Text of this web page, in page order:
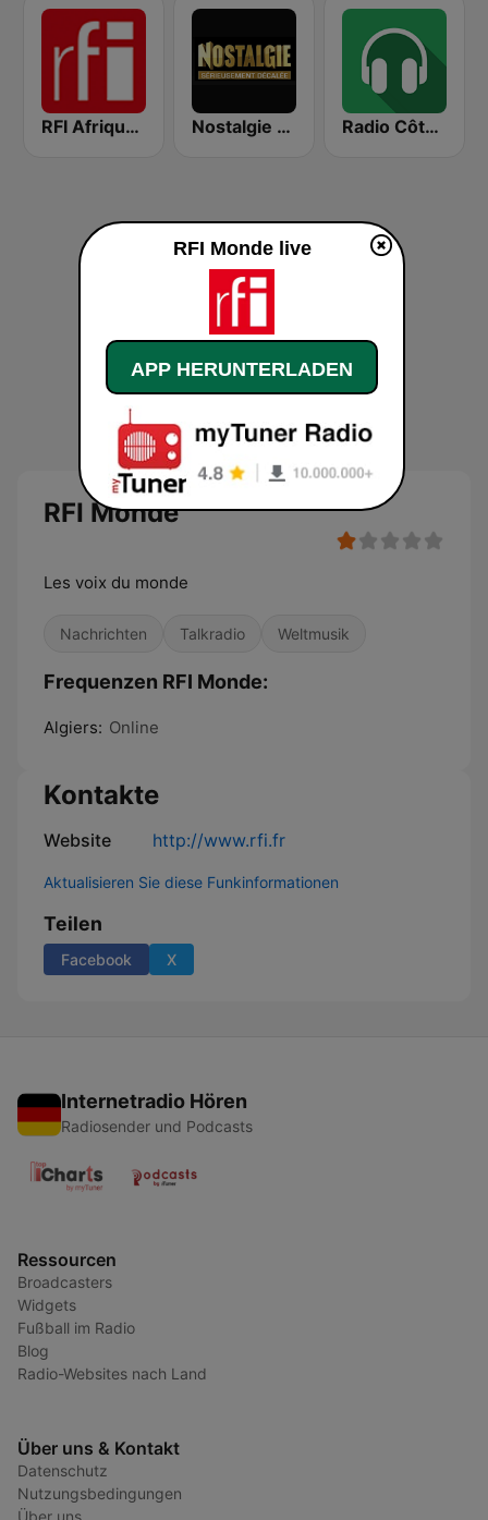
RFI Afrique 96.2 FM Nostalgie FM Radio Côte d'Ivoire
RFI Monde
Les voix du monde
Nachrichten Talkradio Weltmusik
Frequenzen RFI Monde:
Algiers: Online
Kontakte
Website http://www.rfi.fr
Aktualisieren Sie diese Funkinformationen
Teilen
Facebook X
Internetradio Hören
Radiosender und Podcasts
Ressourcen
Broadcasters
Widgets
Fußball im Radio
Blog
Radio-Websites nach Land
Über uns & Kontakt
Datenschutz
Nutzungsbedingungen
Über uns
RFI Monde live
APP HERUNTERLADEN